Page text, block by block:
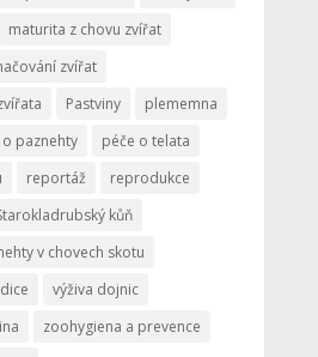
maturita z chovu zvířat
zvířat
Pastviny
plememna
paznehty
péče o telata
reportáž
reprodukce
kůň
v chovech skotu
výživa dojnic
zoohygiena a prevence